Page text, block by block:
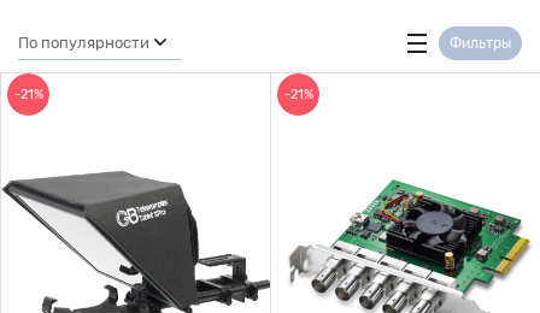
По популярности Фильтры
-21% -21%